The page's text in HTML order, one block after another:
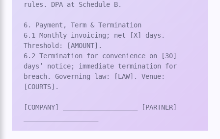
rules. DPA at Schedule B.
6. Payment, Term & Termination
6.1 Monthly invoicing; net [X] days.
Threshold: [AMOUNT].
6.2 Termination for convenience on [30]
days’ notice; immediate termination for
breach. Governing law: [LAW]. Venue:
[COURTS].
[COMPANY] ___________________ [PARTNER]